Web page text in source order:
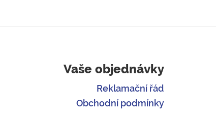
Vaše objednávky
Reklamační řád
Obchodní podmínky